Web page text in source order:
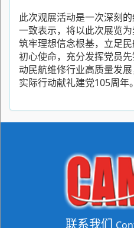
此次观展活动是一次深刻
一致表示，将以此次展览
筑牢理想信念根基，立足
初心使命，充分发挥党员
动民航维修行业高质量发
实际行动献礼建党105周年。
联系我们